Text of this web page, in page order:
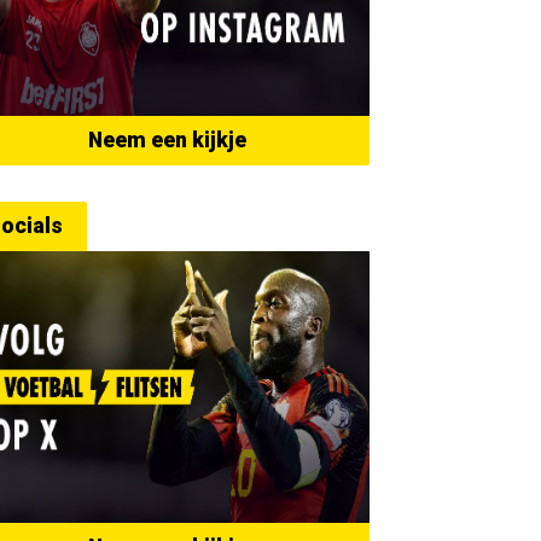
Neem een kijkje